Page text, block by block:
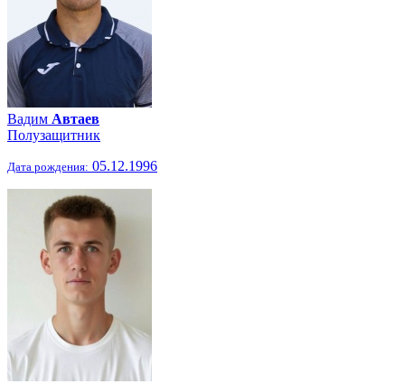
Вадим Автаев
Полузащитник
Дата рождения: 05.12.1996